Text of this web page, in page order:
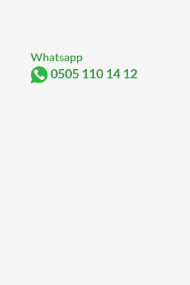
Whatsapp
0505 110 14 12